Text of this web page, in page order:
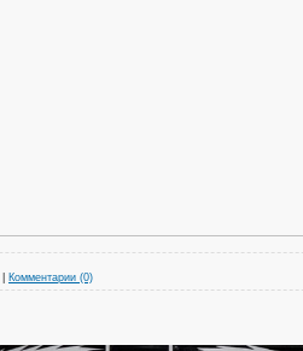
Комментарии (0)